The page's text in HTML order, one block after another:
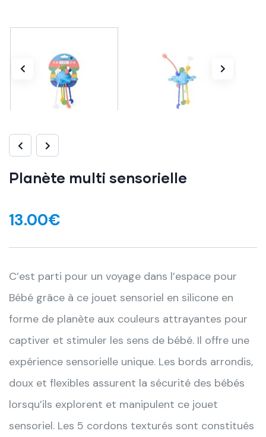
Planète multi sensorielle
13.00€
C’est parti pour un voyage dans l’espace pour
Bébé grâce à ce jouet sensoriel en silicone en
forme de planète aux couleurs attrayantes pour
captiver et stimuler les sens de bébé. Il offre une
expérience sensorielle unique. Les bords arrondis,
doux et flexibles assurent la sécurité des bébés
lorsqu’ils explorent et manipulent ce jouet
sensoriel. Les 5 cordons texturés sont constitués